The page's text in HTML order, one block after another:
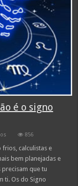
é o signo
razões
pelas
quais
escorpião
é
o
856
frios, calculistas e
bem planejadas e
que tu
ti. Os do Signo